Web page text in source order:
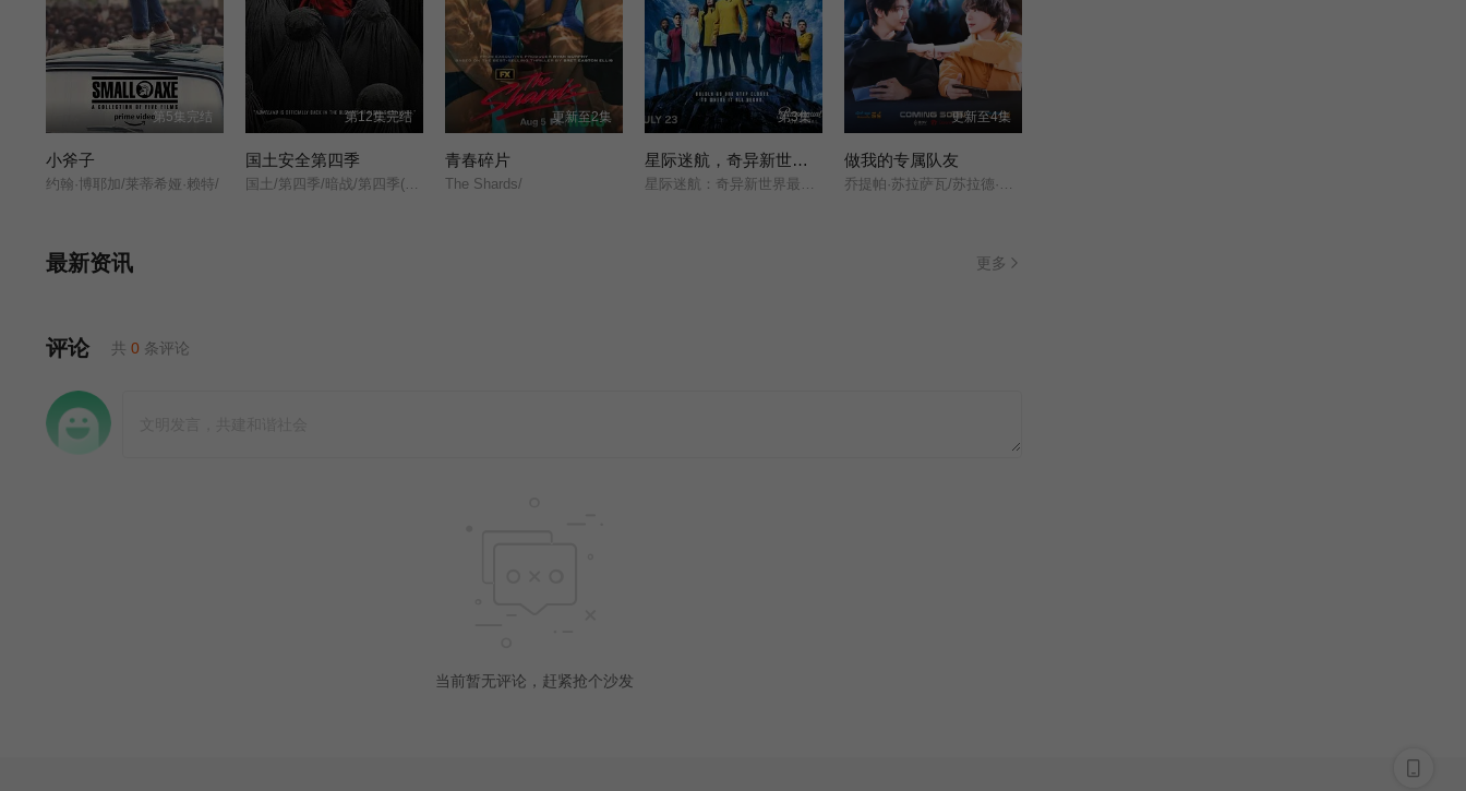
第5集完结
小斧子
约翰·博耶加/莱蒂希娅·赖特/
第12集完结
国土安全第四季
更新至2集
青春碎片
The Shards/
第3集
星际迷航，奇异新世界第四季
更新至4集
做我的专属队友
最新资讯 更多
评论 共 0 条评论
当前暂无评论，赶紧抢个沙发